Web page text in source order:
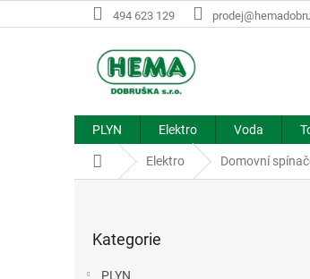
na
494 623 129
PLYN Elektro Voda
Domů Elektro Domovní
kategorie
Kategorie
PLYN